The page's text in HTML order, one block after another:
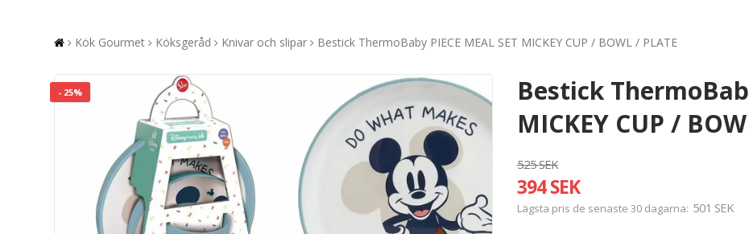
Kök Gourmet Köksgeråd Knivar och slipar Bestick ThermoBaby PIECE MEAL SET MICKEY CUP / BOWL / PLATE
- 25%
Bestick
MICKEY CUP /
525 SEK
394 SEK
Lägsta pris de senaste 30 dagarna 501 SEK